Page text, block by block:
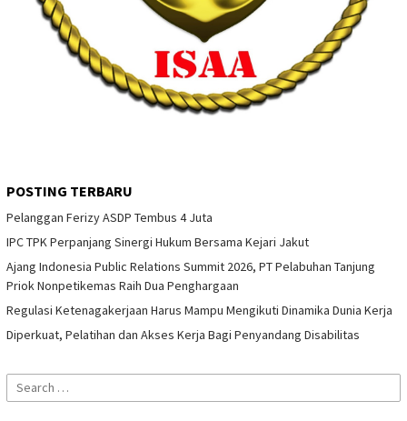
POSTING TERBARU
Pelanggan Ferizy ASDP Tembus 4 Juta
IPC TPK Perpanjang Sinergi Hukum Bersama Kejari Jakut
Ajang Indonesia Public Relations Summit 2026, PT Pelabuhan Tanjung
Priok Nonpetikemas Raih Dua Penghargaan
Regulasi Ketenagakerjaan Harus Mampu Mengikuti Dinamika Dunia Kerja
Diperkuat, Pelatihan dan Akses Kerja Bagi Penyandang Disabilitas
Search
for: